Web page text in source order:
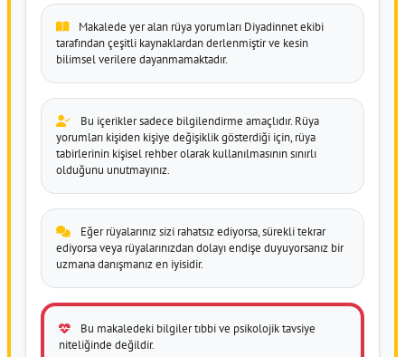
Makalede yer alan rüya yorumları Diyadinnet ekibi
tarafından çeşitli kaynaklardan derlenmiştir ve kesin
bilimsel verilere dayanmamaktadır.
Bu içerikler sadece bilgilendirme amaçlıdır. Rüya
yorumları kişiden kişiye değişiklik gösterdiği için, rüya
tabirlerinin kişisel rehber olarak kullanılmasının sınırlı
olduğunu unutmayınız.
Eğer rüyalarınız sizi rahatsız ediyorsa, sürekli tekrar
ediyorsa veya rüyalarınızdan dolayı endişe duyuyorsanız bir
uzmana danışmanız en iyisidir.
Bu makaledeki bilgiler tıbbi ve psikolojik tavsiye
niteliğinde değildir.